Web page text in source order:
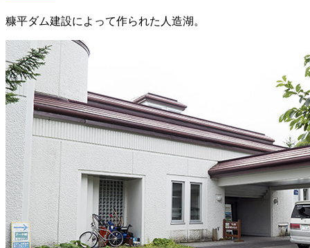
糠平ダム建設によって作られた人造湖。